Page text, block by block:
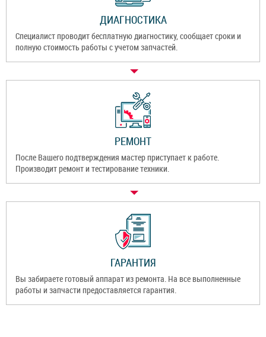
ДИАГНОСТИКА
Специалист проводит бесплатную диагностику, сообщает сроки и
полную стоимость работы с учетом запчастей.
РЕМОНТ
После Вашего подтверждения мастер приступает к работе.
Производит ремонт и тестирование техники.
ГАРАНТИЯ
Вы забираете готовый аппарат из ремонта. На все выполненные
работы и запчасти предоставляется гарантия.